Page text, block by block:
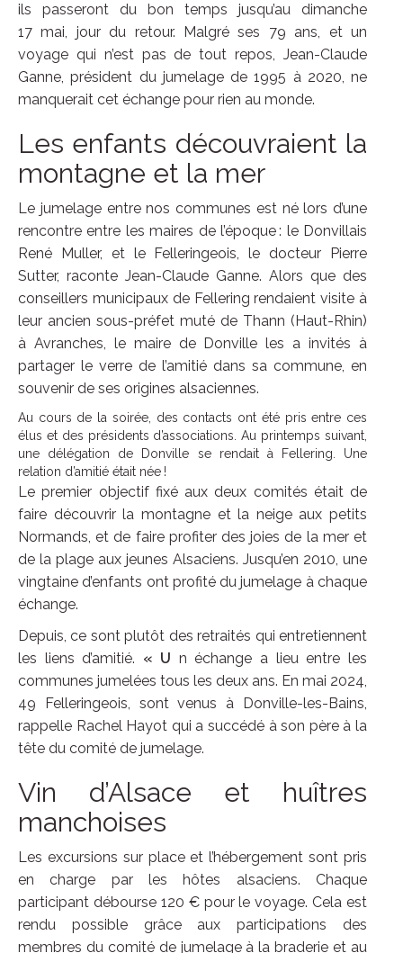
ils passeront du bon temps jusqu’au dimanche
17 mai, jour du retour. Malgré ses 79 ans, et un
voyage qui n’est pas de tout repos, Jean-Claude
Ganne, président du jumelage de 1995 à 2020, ne
manquerait cet échange pour rien au monde.
Les enfants découvraient la
montagne et la mer
Le jumelage entre nos communes est né lors d’une
rencontre entre les maires de l’époque : le Donvillais
René Muller, et le Felleringeois, le docteur Pierre
Sutter, raconte Jean-Claude Ganne. Alors que des
conseillers municipaux de Fellering rendaient visite à
leur ancien sous-préfet muté de Thann (Haut-Rhin)
à Avranches, le maire de Donville les a invités à
partager le verre de l’amitié dans sa commune, en
souvenir de ses origines alsaciennes.
Au cours de la soirée, des contacts ont été pris entre ces
élus et des présidents d’associations. Au printemps suivant,
une délégation de Donville se rendait à Fellering. Une
relation d’amitié était née !
Le premier objectif fixé aux deux comités était de
faire découvrir la montagne et la neige aux petits
Normands, et de faire profiter des joies de la mer et
de la plage aux jeunes Alsaciens. Jusqu’en 2010, une
vingtaine d’enfants ont profité du jumelage à chaque
échange.
Depuis, ce sont plutôt des retraités qui entretiennent
les liens d’amitié. « U n échange a lieu entre les
communes jumelées tous les deux ans. En mai 2024,
49 Felleringeois, sont venus à Donville-les-Bains,
rappelle Rachel Hayot qui a succédé à son père à la
tête du comité de jumelage.
Vin d’Alsace et huîtres
manchoises
Les excursions sur place et l’hébergement sont pris
en charge par les hôtes alsaciens. Chaque
participant débourse 120 € pour le voyage. Cela est
rendu possible grâce aux participations des
membres du comité de jumelage à la braderie et au